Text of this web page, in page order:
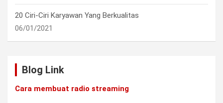
20 Ciri-Ciri Karyawan Yang Berkualitas
06/01/2021
Blog Link
Cara membuat radio streaming